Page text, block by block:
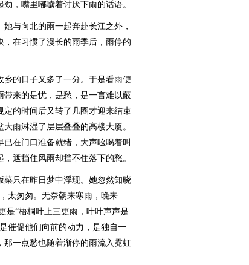
，嘴里嘟囔着讨厌下雨的话语。
与向北的雨一起奔赴长江之外，
在习惯了漫长的雨季后，雨停的
的日子又多了一分。于是看雨便
来的是忧，是愁，是一言难以蔽
的时间后又转了几圈才迎来结束
雨淋湿了层层叠叠的高楼大厦。
在门口准备就绪，大声吆喝着叫
遮挡住风雨却挡不住落下的愁。
只在昨日梦中浮现。她忽然知晓
太匆匆。无奈朝来寒雨，晚来
是“梧桐叶上三更雨，叶叶声声是
催促他们向前的动力，是独自一
那一点愁也随着渐停的雨流入霓虹